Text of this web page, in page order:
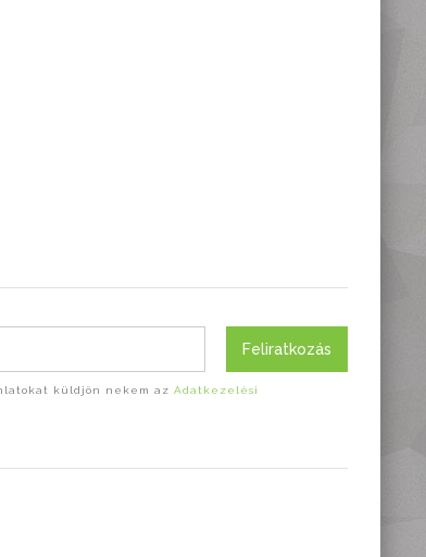
Feliratkozás
küldjön nekem azAdatkezelési